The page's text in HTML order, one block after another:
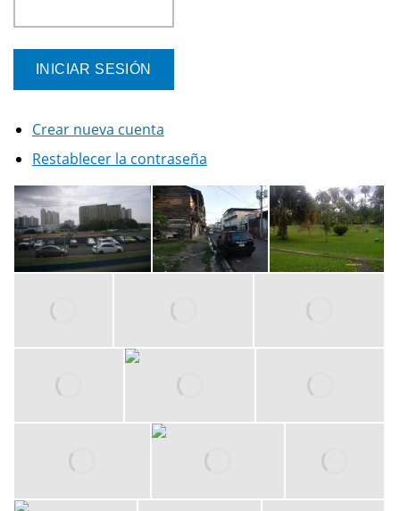
Crear nueva cuenta
Restablecer la contraseña